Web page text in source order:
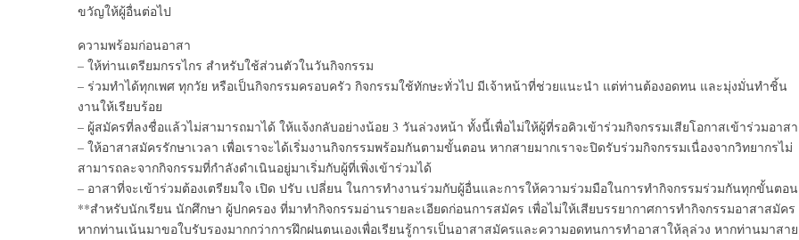
ขวัญให้ผู้อื่นต่อไป
ความพร้อมก่อนอาสา
– ให้ท่านเตรียมกรรไกร สำหรับใช้ส่วนตัวในวันกิจกรรม
– ร่วมทำได้ทุกเพศ ทุกวัย หรือเป็นกิจกรรมครอบครัว กิจกรรมใช้ทักษะทั่วไป มีเจ้าหน้าที่ช่วยแนะนำ แต่ท่านต้องอดทน และมุ่งมั่นทำชิ้น
งานให้เรียบร้อย
– ผู้สมัครที่ลงชื่อแล้วไม่สามารถมาได้ ให้แจ้งกลับอย่างน้อย 3 วันล่วงหน้า ทั้งนี้เพื่อไม่ให้ผู้ที่รอคิวเข้าร่วมกิจกรรมเสียโอกาสเข้าร่วมอาสา
– ให้อาสาสมัครรักษาเวลา เพื่อเราจะได้เริ่มงานกิจกรรมพร้อมกันตามขั้นตอน หากสายมากเราจะปิดรับร่วมกิจกรรมเนื่องจากวิทยากรไม่
สามารถละจากกิจกรรมที่กำลังดำเนินอยู่มาเริ่มกับผู้ที่เพิ่งเข้าร่วมได้
– อาสาที่จะเข้าร่วมต้องเตรียมใจ เปิด ปรับ เปลี่ยน ในการทำงานร่วมกับผู้อื่นและการให้ความร่วมมือในการทำกิจกรรมร่วมกันทุกขั้นตอน
**สำหรับนักเรียน นักศึกษา ผู้ปกครอง ที่มาทำกิจกรรมอ่านรายละเอียดก่อนการสมัคร เพื่อไม่ให้เสียบรรยากาศการทำกิจกรรมอาสาสมัคร
หากท่านเน้นมาขอใบรับรองมากกว่าการฝึกฝนตนเองเพื่อเรียนรู้การเป็นอาสาสมัครและความอดทนการทำอาสาให้ลุล่วง หากท่านมาสาย